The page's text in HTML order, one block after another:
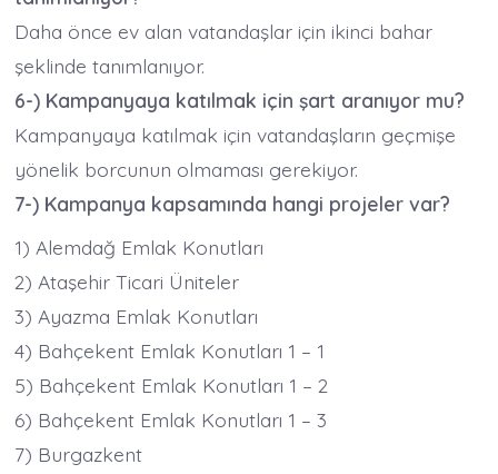
Daha önce ev alan vatandaşlar için ikinci bahar
şeklinde tanımlanıyor.
6-) Kampanyaya katılmak için şart aranıyor mu?
Kampanyaya katılmak için vatandaşların geçmişe
yönelik borcunun olmaması gerekiyor.
7-) Kampanya kapsamında hangi projeler var?
1) Alemdağ Emlak Konutları
2) Ataşehir Ticari Üniteler
3) Ayazma Emlak Konutları
4) Bahçekent Emlak Konutları 1 – 1
5) Bahçekent Emlak Konutları 1 – 2
6) Bahçekent Emlak Konutları 1 – 3
7) Burgazkent